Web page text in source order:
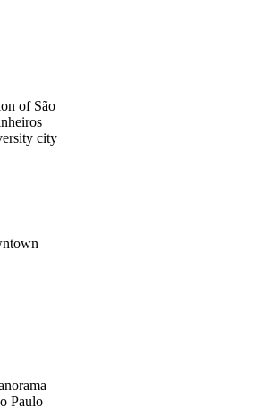
of São
city
Paulo